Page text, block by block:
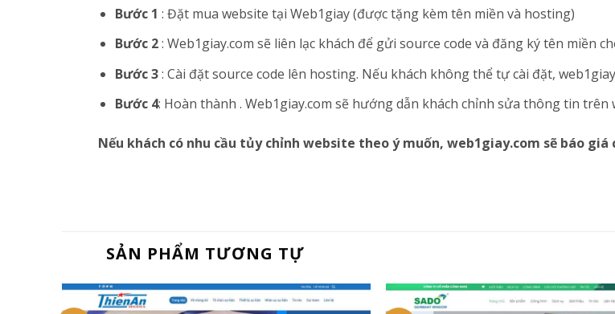
Bước 1 : Đặt mua website tại Web1giay (được tặng kèm tên miền và hosting)
Bước 2: Web1giay.com sẽ liên lạc khách để gửi source code và đăng ký tên miền
Bước 3: Cài đặt source code lên hosting. Nếu khách không thể tự cài đặt,
Bước 4: Hoàn thành . Web1giay.com sẽ hướng dẫn khách chỉnh sửa thông tin trên
Nếu khách có nhu cầu tủy chỉnh website theo ý muốn, web1giay.com sẽ báo
SẢN PHẨM TƯƠNG TỰ